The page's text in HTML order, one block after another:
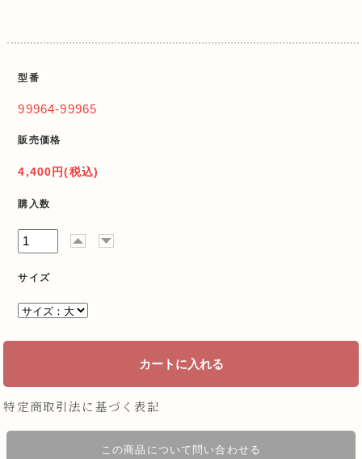
型番
99964-99965
販売価格
4,400円(税込)
購入数
サイズ
特定商取引法に基づく表記
この商品について問い合わせる